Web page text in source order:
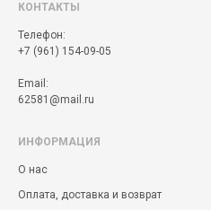
КОНТАКТЫ
Телефон:
+7 (961) 154-09-05
Email:
62581@mail.ru
ИНФОРМАЦИЯ
О нас
Оплата, доставка и возврат